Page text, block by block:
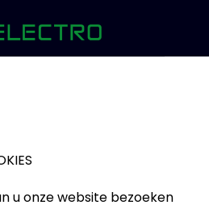
u onze website bezoeken